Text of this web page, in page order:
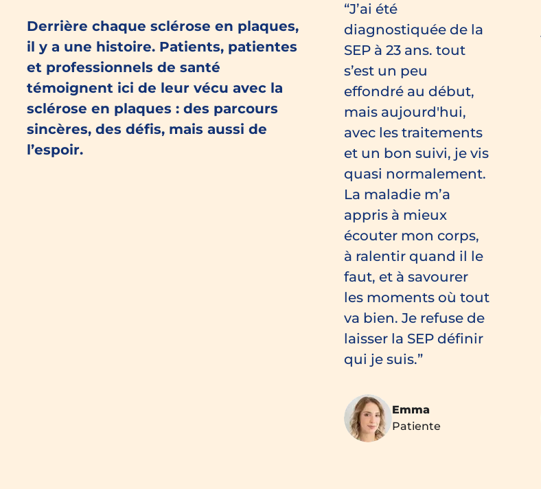
Derrière chaque sclérose en plaques,
il y a une histoire. Patients, patientes
et professionnels de santé
témoignent ici de leur vécu avec la
sclérose en plaques : des parcours
sincères, des défis, mais aussi de
l’espoir.
J’ai été
diagnostiquée de la
SEP à 23 ans. tout
s’est un peu
effondré au début,
mais aujourd'hui,
avec les traitements
et un bon suivi, je vis
quasi normalement.
La maladie m’a
appris à mieux
écouter mon corps,
à ralentir quand il le
faut, et à savourer
les moments où tout
va bien. Je refuse de
laisser la SEP définir
qui je suis.
Emma
Patiente